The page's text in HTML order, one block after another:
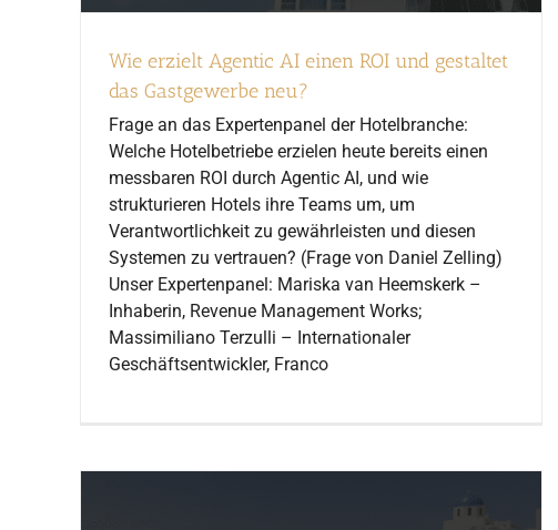
Wie erzielt Agentic AI einen ROI und gestaltet
das Gastgewerbe neu?
Frage an das Expertenpanel der Hotelbranche:
Welche Hotelbetriebe erzielen heute bereits einen
messbaren ROI durch Agentic AI, und wie
strukturieren Hotels ihre Teams um, um
Verantwortlichkeit zu gewährleisten und diesen
Systemen zu vertrauen? (Frage von Daniel Zelling)
Unser Expertenpanel: Mariska van Heemskerk –
Inhaberin, Revenue Management Works;
Massimiliano Terzulli – Internationaler
Geschäftsentwickler, Franco